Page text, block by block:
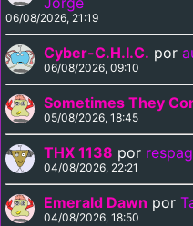
06/08/2026, 21:19
Cyber-C.H.I.C. por
06/08/2026, 09:10
Sometimes They
05/08/2026, 18:45
THX 1138 por respag
04/08/2026, 22:21
Emerald Dawn por
04/08/2026, 18:50